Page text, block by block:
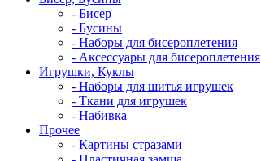
- Бисер
- Бусины
- Наборы для бисероплетения
- Аксессуары для бисероплетения
Игрушки, Куклы
- Наборы для шитья игрушек
- Ткани для игрушек
- Набивка
Прочее
- Картины стразами